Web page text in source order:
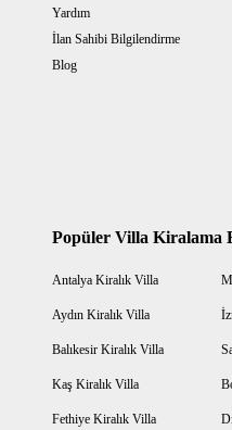
Yardım
İlan Sahibi Bilgilendirme
Blog
Popüler Villa Kiralama
Antalya Kiralık Villa
Aydın Kiralık Villa
Balıkesir Kiralık Villa
Kaş Kiralık Villa
Fethiye Kiralık Villa